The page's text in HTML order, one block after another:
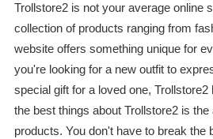
Trollstore2 is not your average online
collection of products ranging from
website offers something unique for
you're looking for a new outfit to
special gift for a loved one,
the best things about Trollstore2 is
products. You don't have to break the